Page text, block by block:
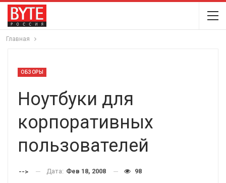
Главная
ОБЗОРЫ
Ноутбуки для
корпоративных
пользователей
--> Дата: Фев 18, 2008 98